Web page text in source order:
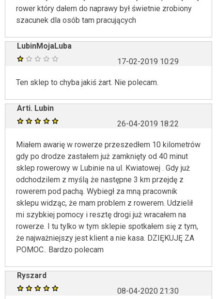
rower który dałem do naprawy był świetnie zrobiony
szacunek dla osób tam pracujących
LubinMojaLuba
17-02-2019 10:29
Ten sklep to chyba jakiś żart. Nie polecam.
Arti. Lubin
26-04-2019 18:22
Miałem awarię w rowerze przeszedłem 10 kilometrów
gdy po drodze zastałem już zamknięty od 40 minut
sklep rowerowy w Lubinie na ul. Kwiatowej . Gdy już
odchodzilem z myślą że następne 3 km przejdę z
rowerem pod pachą. Wybiegł za mną pracownik
sklepu widząc, że mam problem z rowerem. Udzielił
mi szybkiej pomocy i resztę drogi już wracałem na
rowerze. I tu tylko w tym sklepie spotkałem się z tym,
że najważniejszy jest klient a nie kasa. DZIĘKUJĘ ZA
POMOC.. Bardzo polecam
Ryszard
08-04-2020 21:30